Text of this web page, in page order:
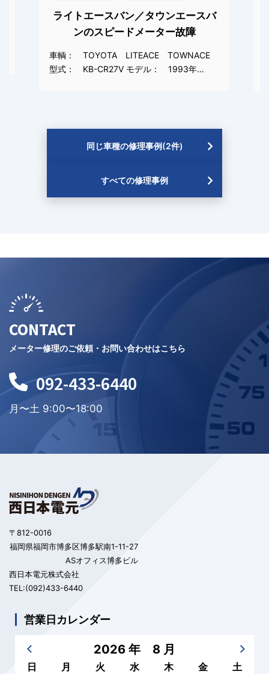
ライトエースバン／タウンエースバ
ンのスピードメーター故障
車輌： TOYOTA LITEACE TOWNACE
型式： KB-CR27V モデル： 1993年…
同じ車種の修理事例(2件)
すべての修理事例
CONTACT
メーター修理のご依頼・お問い合わせはこちら
092-433-6440
月〜土 9:00〜18:00
〒812-0016
福岡県福岡市博多区博多駅南1-11-27
ASオフィス博多ビル
西日本電元株式会社
TEL:(092)433-6440
営業日カレンダー
2026 年 8 月
日 月 火 水 木 金 土